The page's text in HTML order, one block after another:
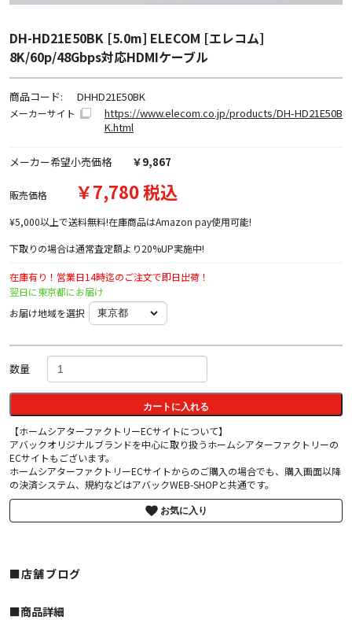
DH-HD21E50BK [5.0m] ELECOM [エレコム]
8K/60p/48Gbps対応HDMIケーブル
商品コード: DHHD21E50BK
メーカーサイト
https://www.elecom.co.jp/products/DH-HD21E50B
K.html
メーカー希望小売価格 ￥9,867
販売価格 ￥7,780 税込
¥5,000以上で送料無料!在庫商品はAmazon pay使用可能!
下取りの場合は通常査定額より20%UP実施中!
在庫有り！営業日14時迄のご注文で即日出荷！
翌日に東京都にお届け
お届け地域を選択
数量
カートに入れる
【ホームシアターファクトリーECサイトについて】
アバックオリジナルブランドを中心に取り扱うホームシアターファクトリーの
ECサイトもございます。
ホームシアターファクトリーECサイトからのご購入の場合でも、購入画面以降
の決済システム、規約などはアバックWEB-SHOPと共通です。
お気に入り
■店舗ブログ
■︎商品詳細